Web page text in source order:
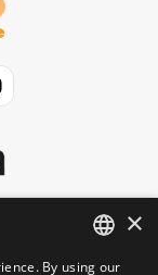
×
By using our